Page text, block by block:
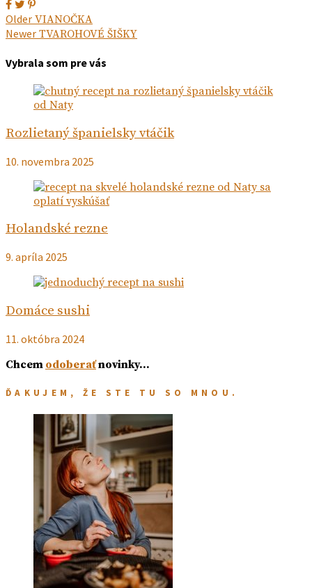
Navigácia
v
článku
Older Next
post:
VIANOČKA
Newer Previous
TVAROHOVÉ ŠIŠKY
Vybrala som pre vás
Rozlietaný španielsky vtáčik
10. novembra 2025
Holandské rezne
9. apríla 2025
Domáce sushi
11. októbra 2024
Chcem odoberaťnovinky…
ĎAKUJEM, ŽE STE TU SO MNOU.